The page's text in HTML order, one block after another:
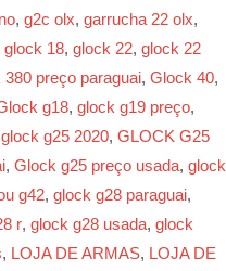
, g2c olx, garrucha 22 olx,
glock 18, glock 22, glock 22
380 preço paraguai, Glock 40,
g18, glock g19 preço,
glock g25 2020, GLOCK G25
, Glock g25 preço usada, glock
g42, glock g28 paraguai,
r, glock g28 usada, glock
, LOJA DE ARMAS, LOJA DE